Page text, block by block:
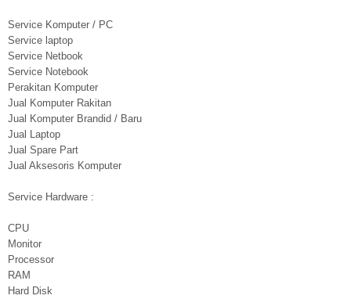
Service Komputer / PC
Service laptop
Service Netbook
Service Notebook
Perakitan Komputer
Jual Komputer Rakitan
Jual Komputer Brandid / Baru
Jual Laptop
Jual Spare Part
Jual Aksesoris Komputer
Service Hardware :
CPU
Monitor
Processor
RAM
Hard Disk